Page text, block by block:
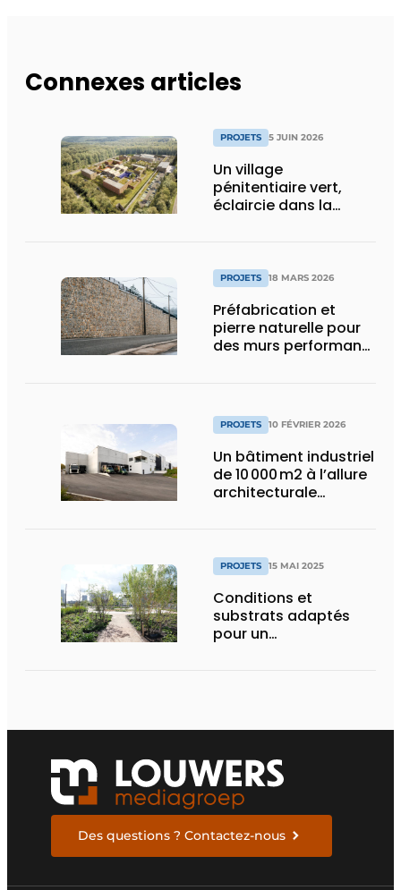
Connexes articles
PROJETS 5 JUIN 2026
Un village
pénitentiaire vert,
éclaircie dans la
PROJETS 18 MARS 2026
Préfabrication et
pierre naturelle pour
des murs performants
PROJETS 10 FÉVRIER 2026
Un bâtiment industriel
de 10 000 m2 à l’allure
architecturale
PROJETS 15 MAI 2025
Conditions et
substrats adaptés
pour un
Des questions ? Contactez-nous